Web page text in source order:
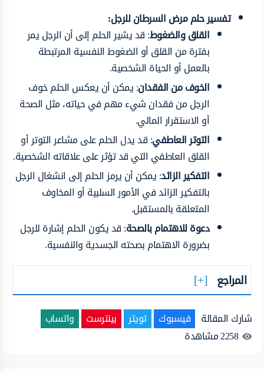
تفسير حلم مرض السرطان للرجل:
القلق والضغوط: قد يشير الحلم إلى أن الرجل يمر
بفترة من القلق أو الضغوط النفسية المرتبطة
بالعمل أو الحياة الشخصية.
الخوف من الفقدان: يمكن أن يعكس الحلم خوف
الرجل من فقدان شيء مهم في حياته، مثل الصحة
أو الاستقرار المالي.
التوتر العاطفي: قد يدل الحلم على مشاعر التوتر أو
القلق العاطفي التي قد تؤثر على علاقاته الشخصية.
التفكير الزائد: يمكن أن يرمز الحلم إلى انشغال الرجل
بالتفكير الزائد في الأمور السلبية أو المخاوف
المتعلقة بالمستقبل.
دعوة للاهتمام بالصحة: قد يكون الحلم إشارة للرجل
بضرورة الاهتمام بصحته الجسدية والنفسية.
المراجع
شارك المقالة فيسبوك تويتر بينترست
واتساب
2258مشاهدة